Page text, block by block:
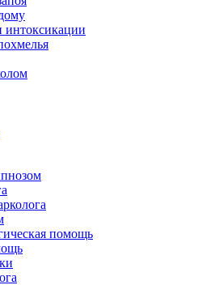
интоксикации
помощь